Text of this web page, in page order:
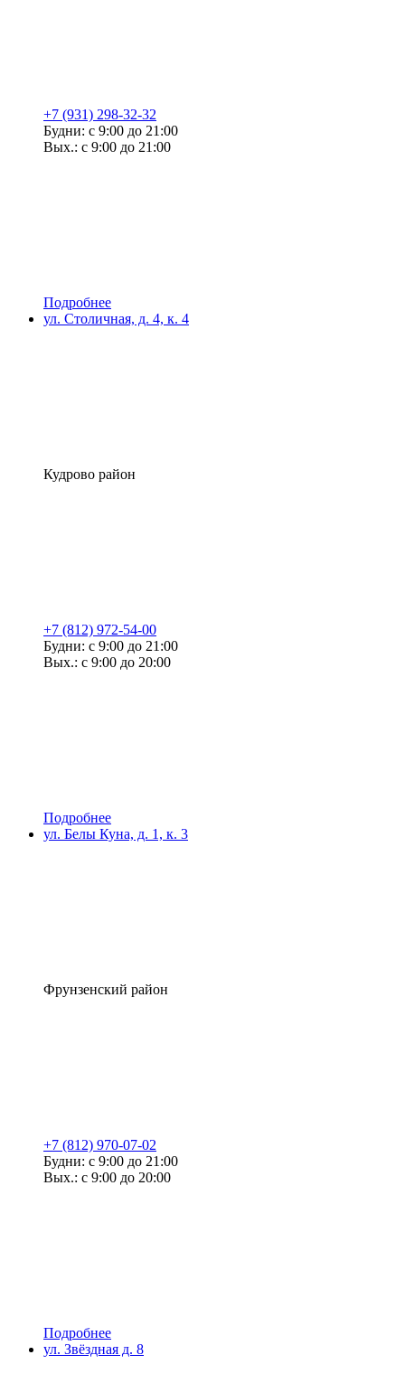
+7 (931) 298-32-32
Будни: с 9:00 до 21:00
Вых.: с 9:00 до 21:00
Подробнее
ул. Столичная, д. 4, к. 4
Кудрово район
+7 (812) 972-54-00
Будни: с 9:00 до 21:00
Вых.: с 9:00 до 20:00
Подробнее
ул. Белы Куна, д. 1, к. 3
Фрунзенский район
+7 (812) 970-07-02
Будни: с 9:00 до 21:00
Вых.: с 9:00 до 20:00
Подробнее
ул. Звёздная д. 8